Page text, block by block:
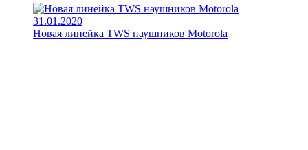
31.01.2020
Новая линейка TWS наушников Motorola